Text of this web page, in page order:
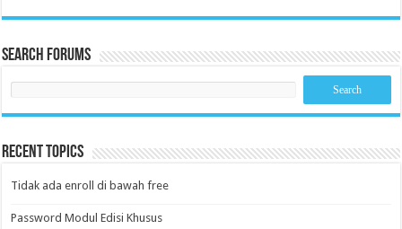
Search Forums
Recent Topics
Tidak ada enroll di bawah free
Password Modul Edisi Khusus